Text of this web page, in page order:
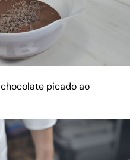
picado ao